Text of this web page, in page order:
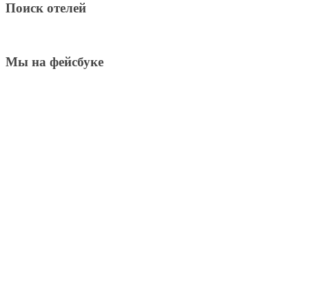
Поиск отелей
Мы на фейсбуке